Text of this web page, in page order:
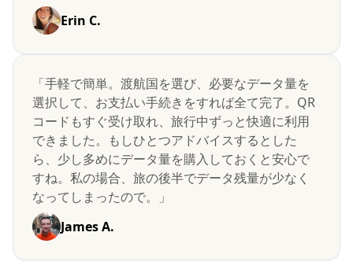
Erin C.
「手軽で簡単。渡航国を選び、必要なデータ量を
選択して、お支払い手続きをすれば全て完了。QR
コードもすぐ受け取れ、旅行中ずっと快適に利用
できました。もしひとつアドバイスするとした
ら、少し多めにデータ量を購入しておくと安心で
すね。私の場合、旅の後半でデータ残量が少なく
なってしまったので。」
James A.